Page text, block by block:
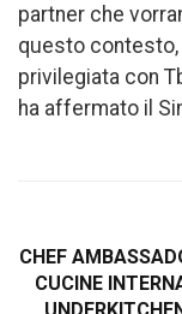
partner che
questo
privilegiata con
ha affermato il
CHEF
CUCINE